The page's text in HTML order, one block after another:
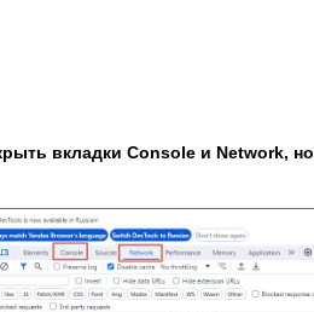
вкладки Console и Network, но